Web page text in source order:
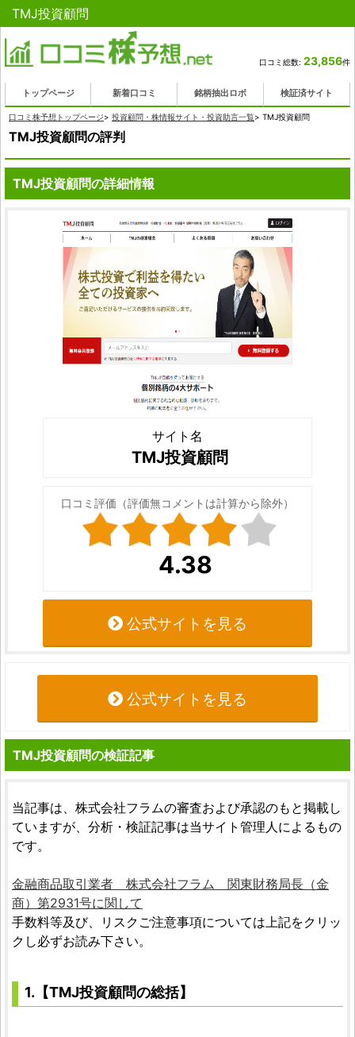
TMJ投資顧問
口コミ総数: 23,856件
トップページ 新着口コミ 銘柄抽出ロボ 検証済サイト
口コミ株予想トップページ> 投資顧問・株情報サイト・投資助言一覧> TMJ投資顧問
TMJ投資顧問の評判
TMJ投資顧問の詳細情報
サイト名
TMJ投資顧問
口コミ評価（評価無コメントは計算から除外）
4.38
公式サイトを見る
公式サイトを見る
TMJ投資顧問の検証記事
当記事は、株式会社フラムの審査および承認のもと掲載し
ていますが、分析・検証記事は当サイト管理人によるもの
です。
金融商品取引業者 株式会社フラム 関東財務局長（金
商）第2931号に関して
手数料等及び、リスクご注意事項については上記をクリッ
クし必ずお読み下さい。
1.【TMJ投資顧問の総括】